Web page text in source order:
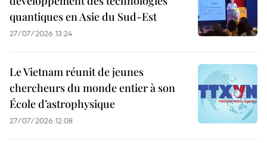
quantiques en Asie du Sud-Est
27/07/2026 13:24
Le Vietnam réunit de jeunes
chercheurs du monde entier à son
École d’astrophysique
27/07/2026 12:08